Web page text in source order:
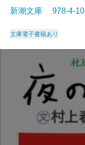
新潮文庫 978-4-
文庫電子書籍あり